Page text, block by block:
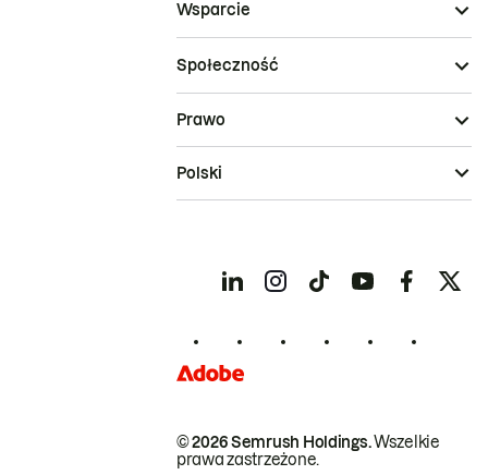
Wsparcie
Społeczność
© 2026 Semrush Holdings.Wszelkie
prawa zastrzeżone.
Prawo
Polski